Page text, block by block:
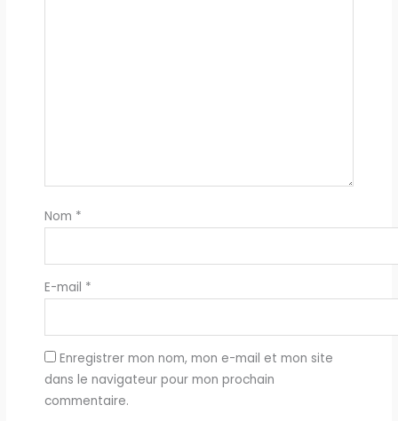
Nom *
E-mail *
Enregistrer mon nom, mon e-mail et mon site
dans le navigateur pour mon prochain
commentaire.